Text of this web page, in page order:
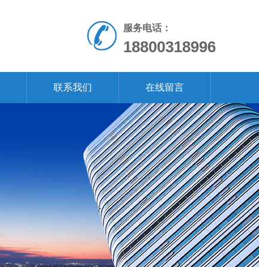
服务电话：
18800318996
联系我们 在线留言